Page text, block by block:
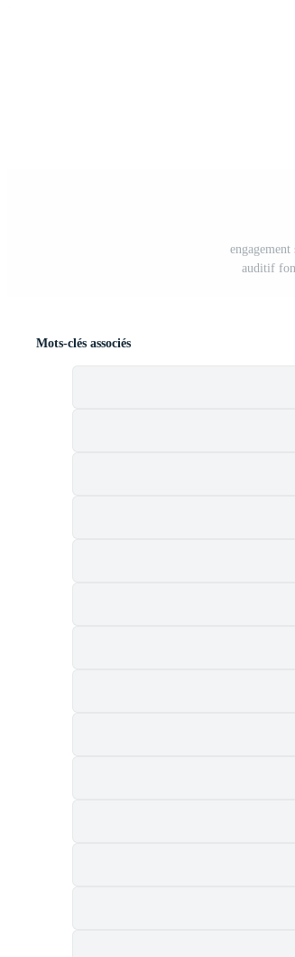
auditif
Mots-clés associés